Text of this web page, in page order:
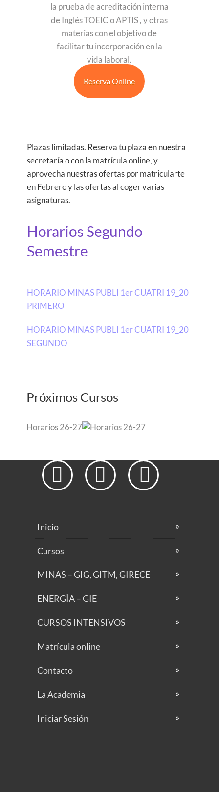
la prueba de acreditación interna
de Inglés TOEIC o APTIS , y otras
materias con el objetivo de
facilitar tu incorporación en la
vida laboral.
Reserva Online
​Plazas limitadas. Reserva tu plaza en nuestra
secretaría o con la matrícula online, y
aprovecha nuestras ofertas por matricularte
en Febrero y las ofertas al coger varias
asignaturas.
Horarios Segundo
Semestre
HORARIO MINAS PUBLI 1er CUATRI 19_20
PRIMERO
HORARIO MINAS PUBLI 1er CUATRI 19_20
SEGUNDO
Próximos Cursos
Horarios 26-27
  
Inicio
Cursos
MINAS – GIG, GITM, GIRECE
ENERGÍA – GIE
CURSOS INTENSIVOS
Matrícula online
Contacto
La Academia
Iniciar Sesión